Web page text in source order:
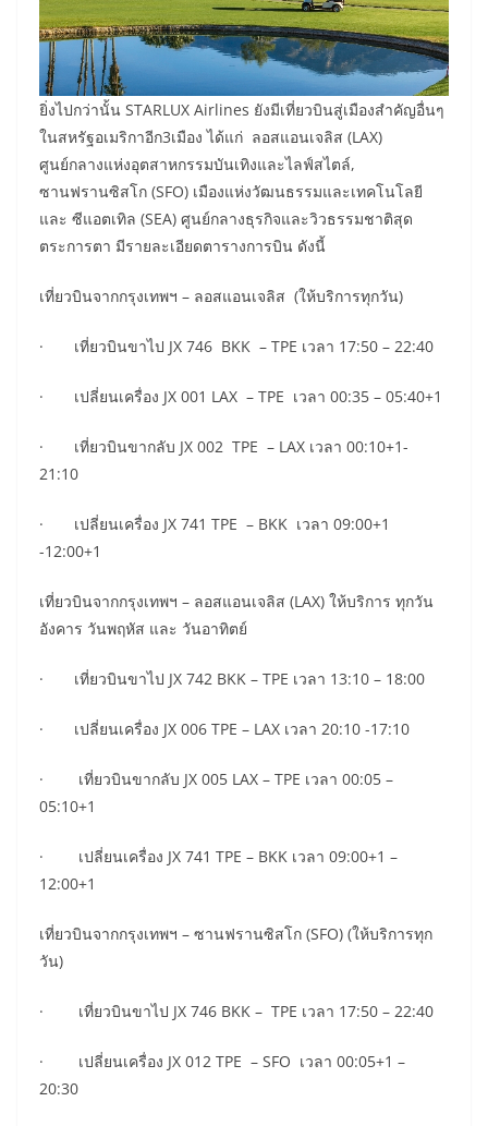
ยิ่งไปกว่านั้น STARLUX Airlines ยังมีเที่ยวบินสู่เมืองสำคัญอื่นๆ
ในสหรัฐอเมริกาอีก3เมือง ได้แก่ ลอสแอนเจลิส (LAX)
ศูนย์กลางแห่งอุตสาหกรรมบันเทิงและไลฟ์สไตล์,
ซานฟรานซิสโก (SFO) เมืองแห่งวัฒนธรรมและเทคโนโลยี
และ ซีแอตเทิล (SEA) ศูนย์กลางธุรกิจและวิวธรรมชาติสุด
ตระการตา มีรายละเอียดตารางการบิน ดังนี้
เที่ยวบินจากกรุงเทพฯ – ลอสแอนเจลิส (ให้บริการทุกวัน)
· เที่ยวบินขาไป JX 746 BKK – TPE เวลา 17:50 – 22:40
· เปลี่ยนเครื่อง JX 001 LAX – TPE เวลา 00:35 – 05:40+1
· เที่ยวบินขากลับ JX 002 TPE – LAX เวลา 00:10+1-
21:10
· เปลี่ยนเครื่อง JX 741 TPE – BKK เวลา 09:00+1
-12:00+1
เที่ยวบินจากกรุงเทพฯ – ลอสแอนเจลิส (LAX) ให้บริการ ทุกวัน
อังคาร วันพฤหัส และ วันอาทิตย์
· เที่ยวบินขาไป JX 742 BKK – TPE เวลา 13:10 – 18:00
· เปลี่ยนเครื่อง JX 006 TPE – LAX เวลา 20:10 -17:10
· เที่ยวบินขากลับ JX 005 LAX – TPE เวลา 00:05 –
05:10+1
· เปลี่ยนเครื่อง JX 741 TPE – BKK เวลา 09:00+1 –
12:00+1
เที่ยวบินจากกรุงเทพฯ – ซานฟรานซิสโก (SFO) (ให้บริการทุก
วัน)
· เที่ยวบินขาไป JX 746 BKK – TPE เวลา 17:50 – 22:40
· เปลี่ยนเครื่อง JX 012 TPE – SFO เวลา 00:05+1 –
20:30